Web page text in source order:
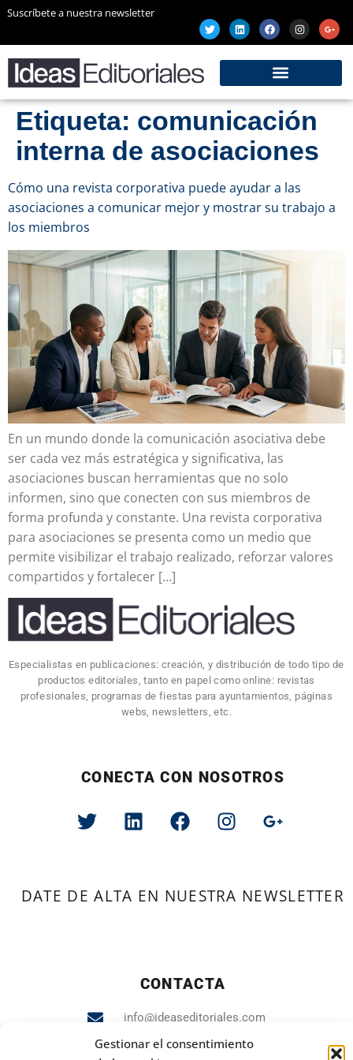
Gestionar el consentimiento
Suscríbete a nuestra newsletter
Etiqueta: comunicación
interna de asociaciones
Cómo una revista corporativa puede ayudar a las
asociaciones a comunicar mejor y mostrar su trabajo a
los miembros
En un mundo donde la comunicación asociativa debe
ser cada vez más estratégica y significativa, las
asociaciones buscan herramientas que no solo
informen, sino que conecten con sus miembros de
forma profunda y constante. Una revista corporativa
para asociaciones se presenta como un medio que
permite visibilizar el trabajo realizado, reforzar valores
compartidos y fortalecer […]
Especialistas en publicaciones: creación, y distribución de todo tipo de
productos editoriales, tanto en papel como online: revistas
profesionales, programas de fiestas para ayuntamientos, páginas
webs, newsletters, etc.
CONECTA CON NOSOTROS
DATE DE ALTA EN NUESTRA NEWSLETTER
CONTACTA
info@ideaseditoriales.com
93 423 84 04